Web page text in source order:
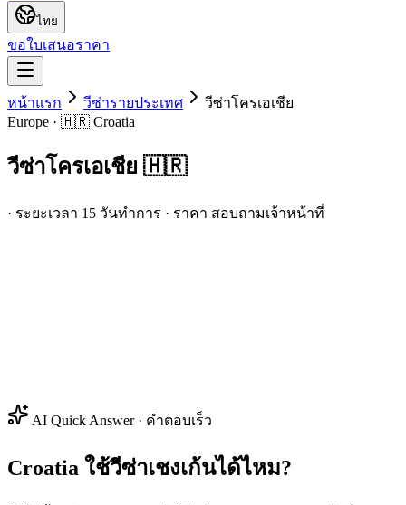
ไทย
ขอใบเสนอราคา
หน้าแรก วีซ่ารายประเทศ วีซ่าโครเอเชีย
Europe · 🇭🇷 Croatia
วีซ่าโครเอเชีย 🇭🇷
· ระยะเวลา 15 วันทำการ · ราคา สอบถามเจ้าหน้าที่
AI Quick Answer · คำตอบเร็ว
Croatia ใช้วีซ่าเชงเก้นได้ไหม?